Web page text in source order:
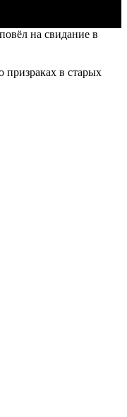
на свидание в
в старых